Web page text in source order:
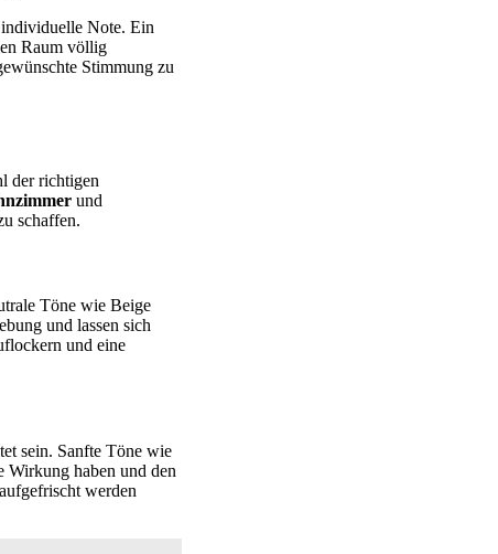
Note. Ein
Raum völlig
Stimmung zu
der richtigen
und
schaffen.
Töne wie Beige
und lassen sich
und eine
sein. Sanfte Töne wie
Wirkung haben und den
werden